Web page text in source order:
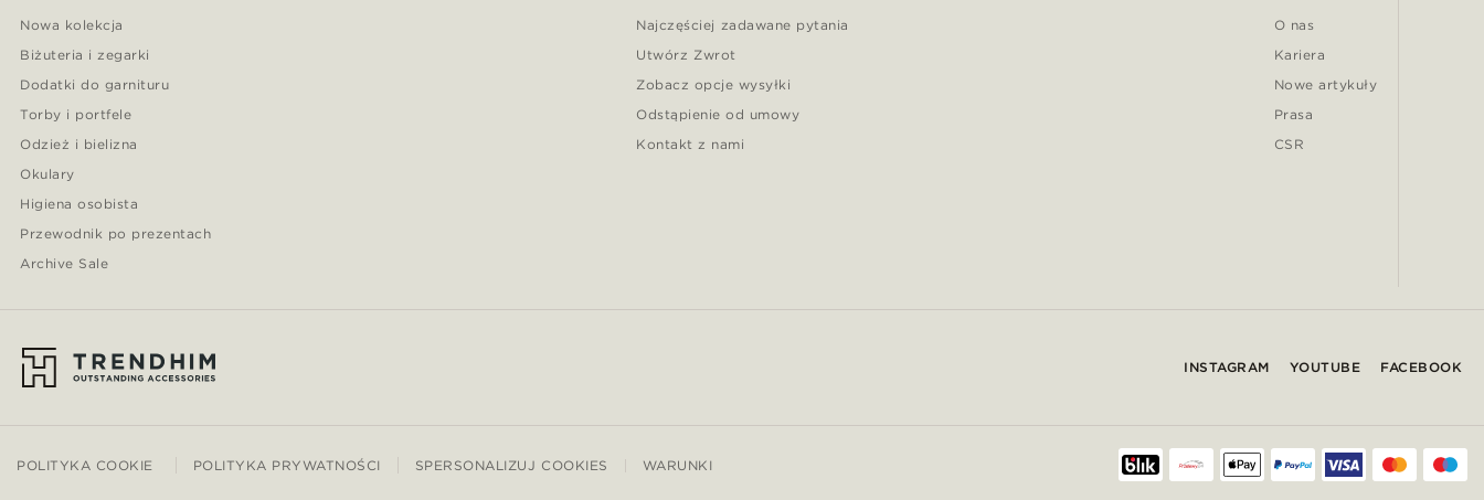
Nowa kolekcja
Biżuteria i zegarki
Dodatki do garnituru
Torby i portfele
Odzież i bielizna
Okulary
Higiena osobista
Przewodnik po prezentach
Archive Sale
Najczęściej zadawane pytania
Utwórz Zwrot
Zobacz opcje wysyłki
Odstąpienie od umowy
Kontakt z nami
O nas
Kariera
Nowe artykuły
Prasa
CSR
INSTAGRAM YOUTUBE FACEBOOK
POLITYKA COOKIE POLITYKA PRYWATNOŚCI SPERSONALIZUJ COOKIES WARUNKI